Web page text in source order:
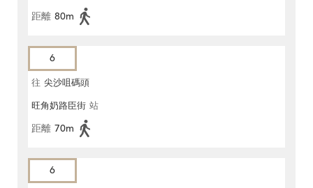
距離 80m
6
往 尖沙咀碼頭
旺角奶路臣街 站
距離 70m
6